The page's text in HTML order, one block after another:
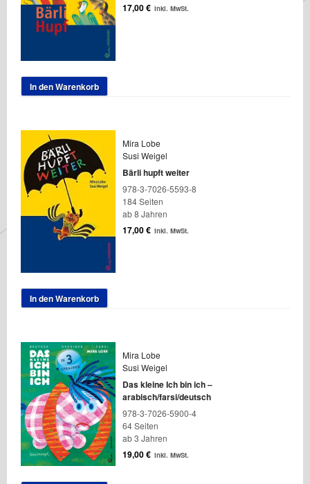
17,00€ inkl. MwSt.
In den Warenkorb
Mira Lobe
Susi Weigel
Bärli hupft weiter
978-3-7026-5593-8
184 Seiten
ab 8 Jahren
17,00€ inkl. MwSt.
In den Warenkorb
Mira Lobe
Susi Weigel
Das kleine Ich bin ich –
arabisch/farsi/deutsch
978-3-7026-5900-4
64 Seiten
ab 3 Jahren
19,00€ inkl. MwSt.